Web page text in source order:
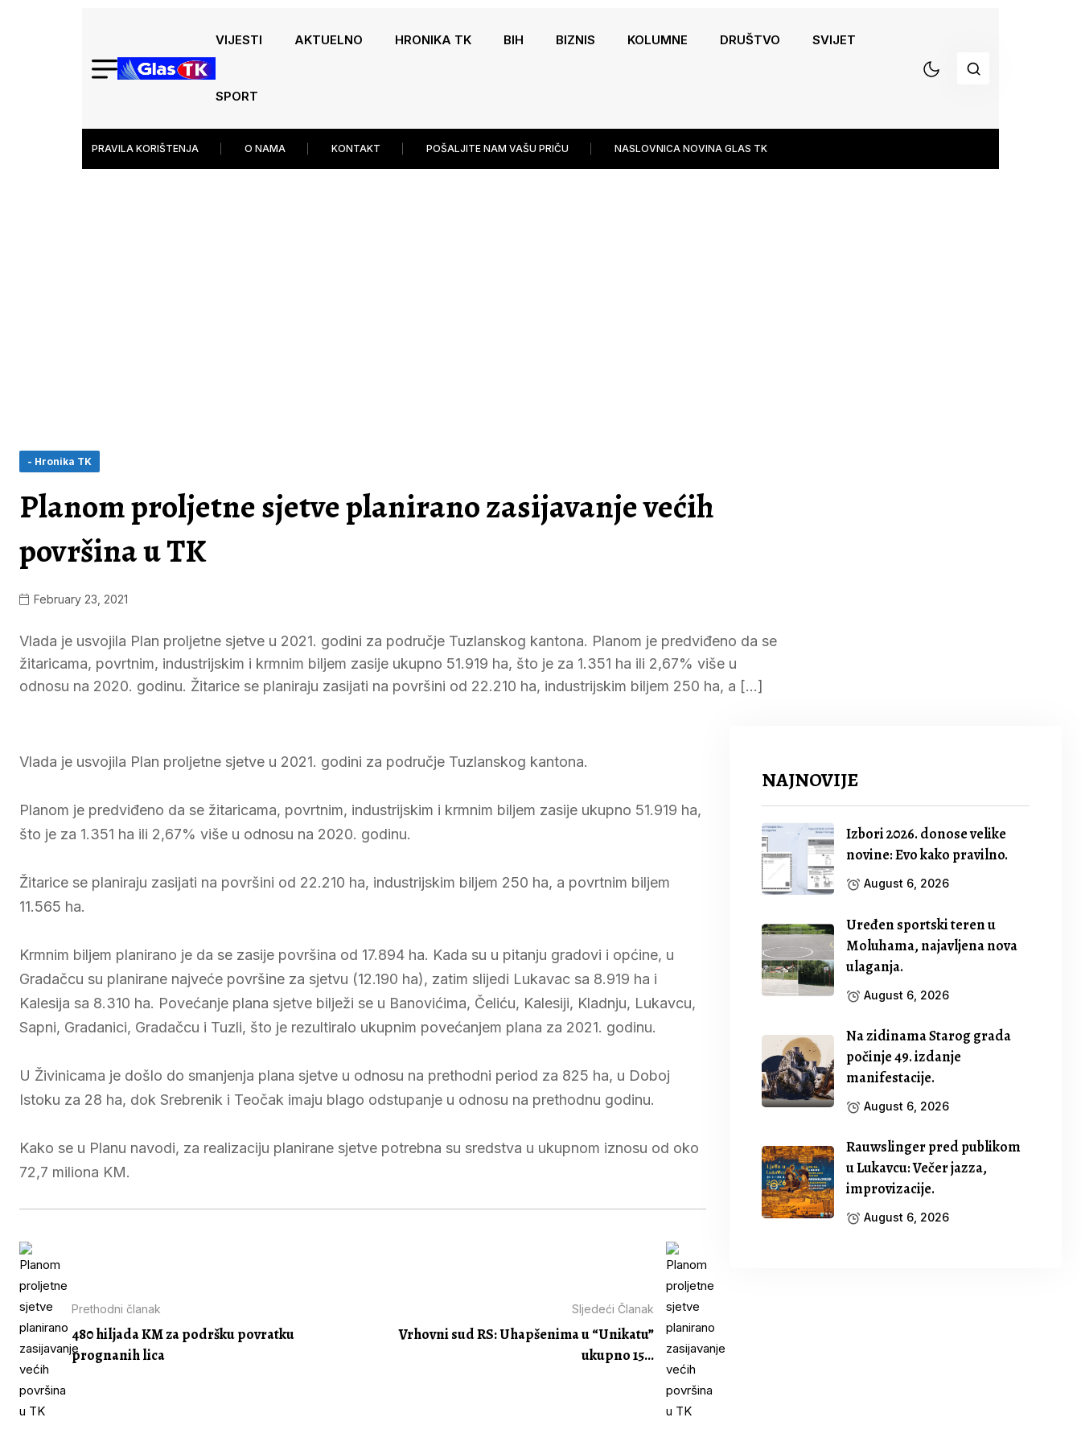
VIJESTI AKTUELNO HRONIKA TK BIH BIZNIS KOLUMNE DRUŠTVO SVIJET
SPORT
PRAVILA KORIŠTENJA O NAMA KONTAKT POŠALJITE NAM VAŠU PRIČU NASLOVNICA NOVINA GLAS TK
- Hronika TK
Planom proljetne sjetve planirano zasijavanje većih
površina u TK
February 23, 2021
Vlada je usvojila Plan proljetne sjetve u 2021. godini za područje Tuzlanskog kantona. Planom je predviđeno da se
žitaricama, povrtnim, industrijskim i krmnim biljem zasije ukupno 51.919 ha, što je za 1.351 ha ili 2,67% više u
odnosu na 2020. godinu. Žitarice se planiraju zasijati na površini od 22.210 ha, industrijskim biljem 250 ha, a […]
Vlada je usvojila Plan proljetne sjetve u 2021. godini za područje Tuzlanskog kantona.
Planom je predviđeno da se žitaricama, povrtnim, industrijskim i krmnim biljem zasije ukupno 51.919 ha,
što je za 1.351 ha ili 2,67% više u odnosu na 2020. godinu.
Žitarice se planiraju zasijati na površini od 22.210 ha, industrijskim biljem 250 ha, a povrtnim biljem
11.565 ha.
Krmnim biljem planirano je da se zasije površina od 17.894 ha. Kada su u pitanju gradovi i općine, u
Gradačcu su planirane najveće površine za sjetvu (12.190 ha), zatim slijedi Lukavac sa 8.919 ha i
Kalesija sa 8.310 ha. Povećanje plana sjetve bilježi se u Banovićima, Čeliću, Kalesiji, Kladnju, Lukavcu,
Sapni, Gradanici, Gradačcu i Tuzli, što je rezultiralo ukupnim povećanjem plana za 2021. godinu.
U Živinicama je došlo do smanjenja plana sjetve u odnosu na prethodni period za 825 ha, u Doboj
Istoku za 28 ha, dok Srebrenik i Teočak imaju blago odstupanje u odnosu na prethodnu godinu.
Kako se u Planu navodi, za realizaciju planirane sjetve potrebna su sredstva u ukupnom iznosu od oko
72,7 miliona KM.
Prethodni članak
480 hiljada KM za podršku povratku
prognanih lica
Sljedeći Članak
Vrhovni sud RS: Uhapšenima u “Unikatu”
ukupno 15...
NAJNOVIJE
Izbori 2026. donose velike
novine: Evo kako pravilno.
August 6, 2026
Uređen sportski teren u
Moluhama, najavljena nova
ulaganja.
August 6, 2026
Na zidinama Starog grada
počinje 49. izdanje
manifestacije.
August 6, 2026
Rauwslinger pred publikom
u Lukavcu: Večer jazza,
improvizacije.
August 6, 2026